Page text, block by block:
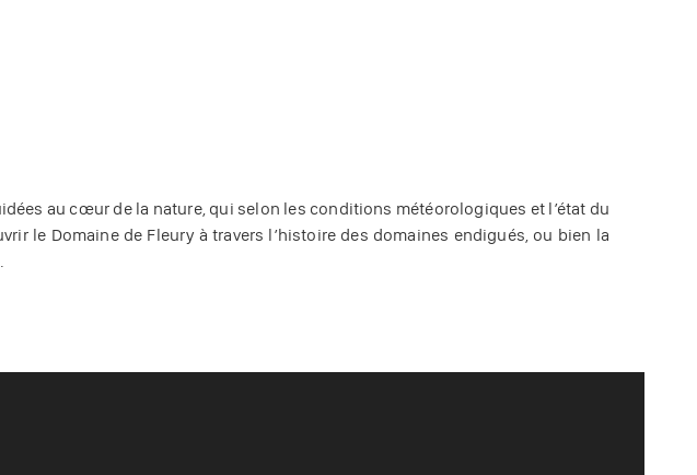
au cœur de la nature, qui selon les conditions météorologiques et l’état du
le Domaine de Fleury à travers l’histoire des domaines endigués, ou bien la